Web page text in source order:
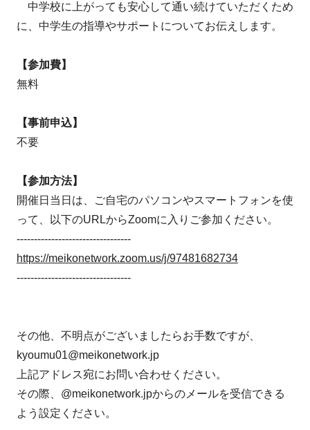
中学校に上がっても安心して通い続けていただくため
に、中学生の指導やサポートについてお伝えします。
【参加費】
無料
【事前申込】
不要
【参加方法】
開催日当日は、ご自宅のパソコンやスマートフォンを使
って、以下のURLからZoomに入りご参加ください。
---------------------------------
https://meikonetwork.zoom.us/j/97481682734​
---------------------------------
その他、不明点がございましたらお手数ですが、
kyoumu01@meikonetwork.jp
上記アドレス宛にお問い合わせください。
その際、@meikonetwork.jpからのメールを受信できる
よう設定ください。